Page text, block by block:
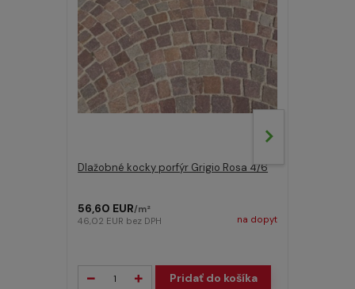
Dlažobné kocky porfýr Grigio Rosa 4/6
56,60 EUR/m²
46,02 EUR bez DPH na dopyt
Pridať do košíka